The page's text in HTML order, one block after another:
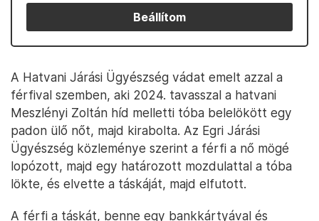
Beállítom
A Hatvani Járási Ügyészség vádat emelt azzal a
férfival szemben, aki 2024. tavasszal a hatvani
Meszlényi Zoltán híd melletti tóba belelökött egy
padon ülő nőt, majd kirabolta. Az Egri Járási
Ügyészség közleménye szerint a férfi a nő mögé
lopózott, majd egy határozott mozdulattal a tóba
lökte, és elvette a táskáját, majd elfutott.
A férfi a táskát, benne egy bankkártyával és